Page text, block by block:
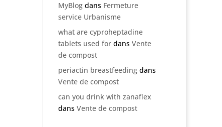
MyBlogdans Fermeture
service Urbanisme
what are cyproheptadine
tablets used fordans Vente
de compost
periactin breastfeedingdans
Vente de compost
can you drink with zanaflex
dans Vente de compost